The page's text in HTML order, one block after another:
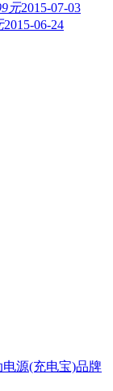
元2015-07-03
2015-06-24
电源(充电宝)品牌